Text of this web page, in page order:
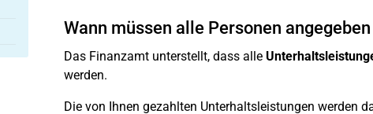
Wann müssen alle Personen
Das Finanzamt unterstellt, dass alle
werden.
Die von Ihnen gezahlten Unterhaltsleistungen werden